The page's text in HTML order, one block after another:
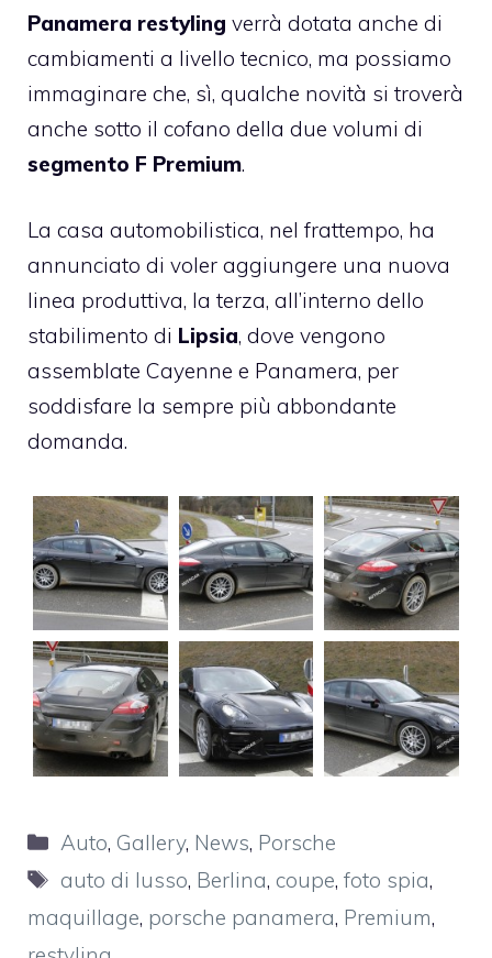
Panamera restyling verrà dotata anche di
cambiamenti a livello tecnico, ma possiamo
immaginare che, sì, qualche novità si troverà
anche sotto il cofano della due volumi di
segmento F Premium.
La casa automobilistica, nel frattempo, ha
annunciato di voler aggiungere una nuova
linea produttiva, la terza, all’interno dello
stabilimento di Lipsia, dove vengono
assemblate Cayenne e Panamera, per
soddisfare la sempre più abbondante
domanda.
Categorie
Auto, Gallery, News, Porsche
Tag
auto di lusso, Berlina, coupe,foto spia,
maquillage, porsche panamera, Premium,